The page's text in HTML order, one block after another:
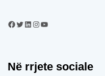
Në rrjete sociale